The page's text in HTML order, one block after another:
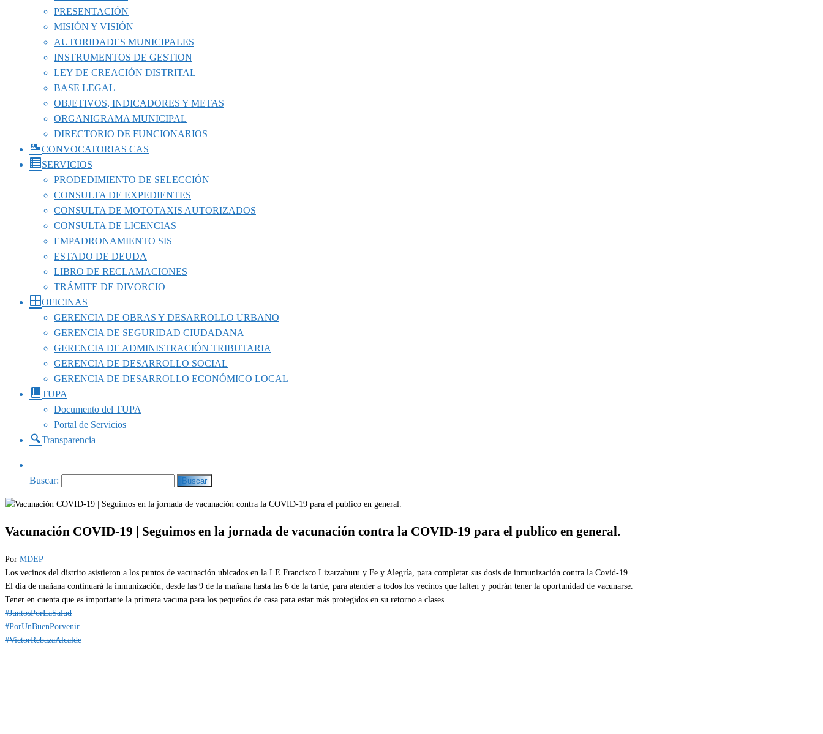
PRESENTACIÓN
MISIÓN Y VISIÓN
AUTORIDADES MUNICIPALES
INSTRUMENTOS DE GESTION
LEY DE CREACIÓN DISTRITAL
BASE LEGAL
OBJETIVOS, INDICADORES Y METAS
ORGANIGRAMA MUNICIPAL
DIRECTORIO DE FUNCIONARIOS
CONVOCATORIAS CAS
SERVICIOS
PRODEDIMIENTO DE SELECCIÓN
CONSULTA DE EXPEDIENTES
CONSULTA DE MOTOTAXIS AUTORIZADOS
CONSULTA DE LICENCIAS
EMPADRONAMIENTO SIS
ESTADO DE DEUDA
LIBRO DE RECLAMACIONES
TRÁMITE DE DIVORCIO
OFICINAS
GERENCIA DE OBRAS Y DESARROLLO URBANO
GERENCIA DE SEGURIDAD CIUDADANA
GERENCIA DE ADMINISTRACIÓN TRIBUTARIA
GERENCIA DE DESARROLLO SOCIAL
GERENCIA DE DESARROLLO ECONÓMICO LOCAL
TUPA
Documento del TUPA
Portal de Servicios
Transparencia
Buscar:
Vacunación COVID-19 | Seguimos en la jornada de vacunación contra la COVID-19 para el publico en general.
Por MDEP
Los vecinos del distrito asistieron a los puntos de vacunación ubicados en la I.E Francisco Lizarzaburu y Fe y Alegría, para completar sus dosis de inmunización contra la Covid-19.
El día de mañana continuará la inmunización, desde las 9 de la mañana hasta las 6 de la tarde, para atender a todos los vecinos que falten y podrán tener la oportunidad de vacunarse.
Tener en cuenta que es importante la primera vacuna para los pequeños de casa para estar más protegidos en su retorno a clases.
#JuntosPorLaSalud
#PorUnBuenPorvenir
#VictorRebazaAlcalde